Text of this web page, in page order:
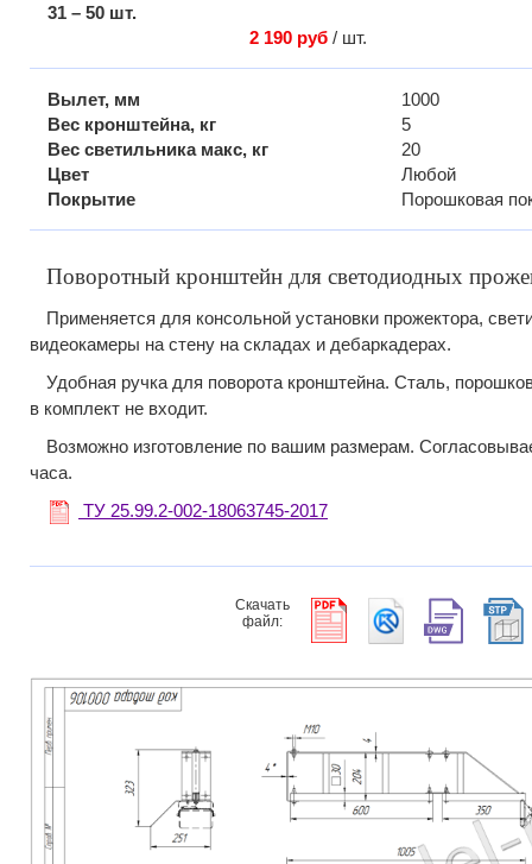
31 – 50 шт.
2 190 руб / шт.
Вылет, мм
1000
Вес кронштейна, кг
5
Вес светильника макс, кг
20
Цвет
Любой
Покрытие
Порошковая
Поворотный кронштейн для светодиодных
Применяется для консольной установки прожектора,
видеокамеры на стену на складах и дебаркадерах.
Удобная ручка для поворота кронштейна. Сталь,
в комплект не входит.
Возможно изготовление по вашим размерам.
часа.
ТУ 25.99.2-002-18063745-2017
Скачать
файл: